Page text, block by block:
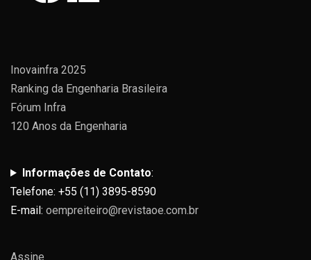
Inovainfra 2025
Ranking da Engenharia Brasileira
Fórum Infra
120 Anos da Engenharia
Informações de Contato:
Telefone: +55 (11) 3895-8590
E-mail: oempreiteiro@revistaoe.com.br
Assine